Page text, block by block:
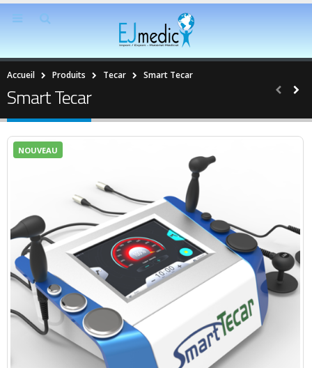
Accueil Produits Tecar Smart Tecar
Smart Tecar
NOUVEAU